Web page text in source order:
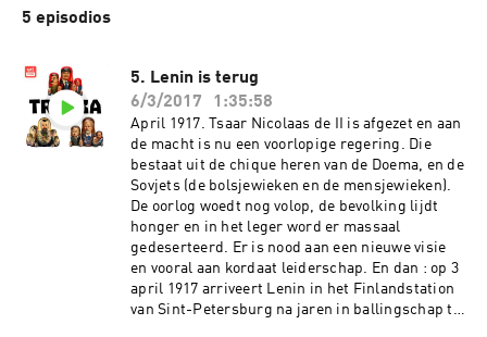
5 episodios
5. Lenin is terug
6/3/2017
1:35:58
April 1917. Tsaar Nicolaas de II is afgezet en aan
de macht is nu een voorlopige regering. Die
bestaat uit de chique heren van de Doema, en de
Sovjets (de bolsjewieken en de mensjewieken).
De oorlog woedt nog volop, de bevolking lijdt
honger en in het leger word er massaal
gedeserteerd. Er is nood aan een nieuwe visie
en vooral aan kordaat leiderschap. En dan : op 3
april 1917 arriveert Lenin in het Finlandstation
van Sint-Petersburg na jaren in ballingschap te